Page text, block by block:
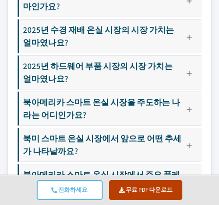
전화하세요 무료 PDF 다운로드
마인가요?
2025년 수경 재배 온실 시장의 시장 가치는
얼마였나요?
2025년 하드웨어 부품 시장의 시장 가치는
얼마였나요?
북아메리카 스마트 온실 시장을 주도하는 나
라는 어디인가요?
북미 스마트 온실 시장에서 앞으로 어떤 추세
가 나타날까요?
북아메리카 스마트 온실 시장에서 주요 플레
이어는 누구인가요?